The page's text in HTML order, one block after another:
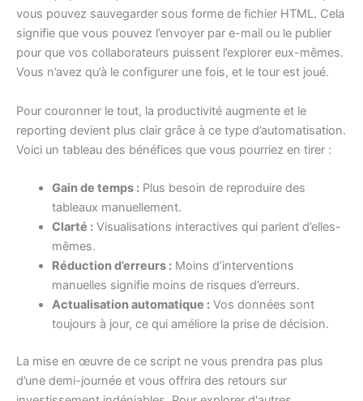
vous pouvez sauvegarder sous forme de fichier HTML. Cela
signifie que vous pouvez l’envoyer par e-mail ou le publier
pour que vos collaborateurs puissent l’explorer eux-mêmes.
Vous n’avez qu’à le configurer une fois, et le tour est joué.
Pour couronner le tout, la productivité augmente et le
reporting devient plus clair grâce à ce type d’automatisation.
Voici un tableau des bénéfices que vous pourriez en tirer :
Gain de temps :Plus besoin de reproduire des
tableaux manuellement.
Clarté :Visualisations interactives qui parlent d’elles-
mêmes.
Réduction d’erreurs :Moins d’interventions
manuelles signifie moins de risques d’erreurs.
Actualisation automatique :Vos données sont
toujours à jour, ce qui améliore la prise de décision.
La mise en œuvre de ce script ne vous prendra pas plus
d’une demi-journée et vous offrira des retours sur